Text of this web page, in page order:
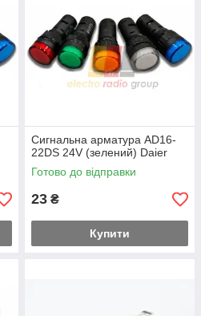
Сигнальна арматура AD16-
22DS 24V (зелений) Daier
Готово до відправки
23 ₴
Купити